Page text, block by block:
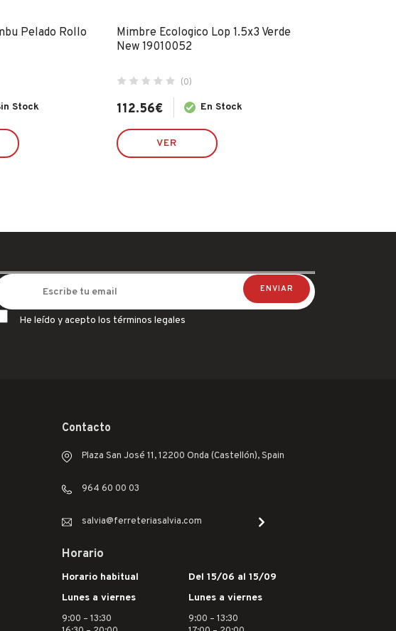
Pelado Rollo
Stock
Mimbre Ecologico Lop 1.5x3 Verde
New 19010052
(0)
112.56€ En Stock
VER
He leído y acepto los términos legales
Contacto
Plaza San José 11, 12200 Onda (Castellón), Spain
964 60 00 03
salvia@ferreteriasalvia.com
Horario
Horario habitual
Lunes a viernes
9:00 – 13:30
Del 15/06 al 15/09
Lunes a viernes
9:00 – 13:30